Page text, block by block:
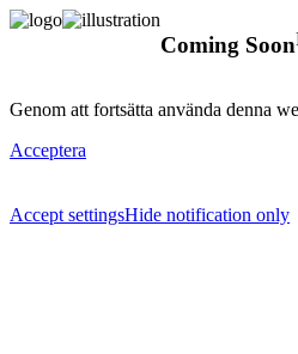
Coming Soon
Genom att fortsätta använda denna
Acceptera
Accept settingsHide notification only